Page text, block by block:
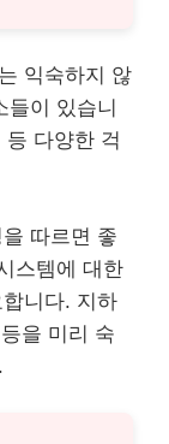
익숙하지 않
들이 있습니
다양한 걱
따르면 좋
스템에 대한
니다. 지하
을 미리 숙